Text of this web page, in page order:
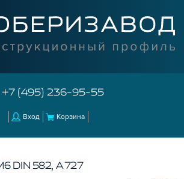
+7 (495) 236-95-55
Вход Корзина
582, A727